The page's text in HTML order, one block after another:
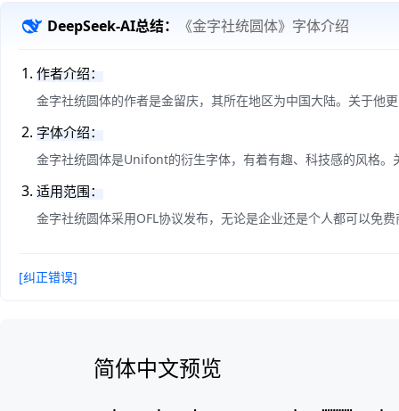
DeepSeek-AI总结： 《金字社统圆体》字体介绍
作者介绍：
金字社统圆体的作者是金留庆，其所在地区为中国大陆。关于他
字体介绍：
金字社统圆体是Unifont的衍生字体，有着有趣、科技感的风格
适用范围：
金字社统圆体采用OFL协议发布，无论是企业还是个人都可以免
[纠正错误]
简体中文预览